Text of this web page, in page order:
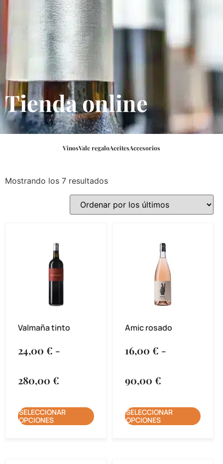
Tienda online
VinosVale regaloAceitesAccesorios
Mostrando los 7 resultados
Valmaña tinto
24,00 € -
280,00 €
SELECCIONAR
OPCIONES
Amic rosado
16,00 € -
90,00 €
SELECCIONAR
OPCIONES